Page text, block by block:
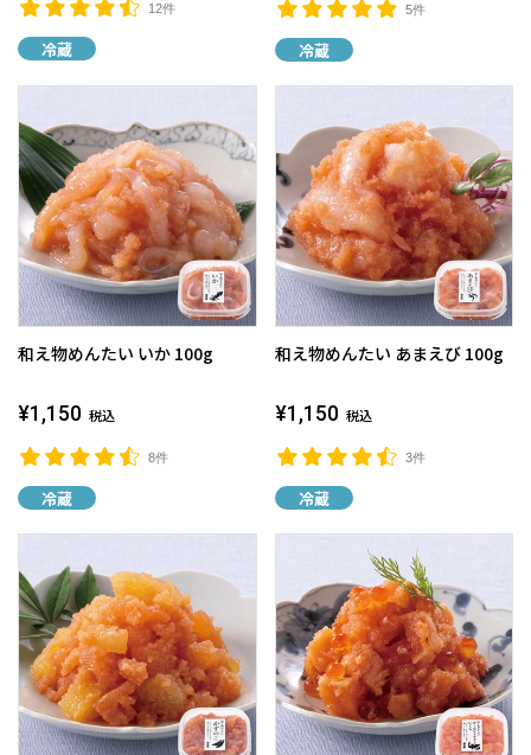
12件
冷蔵
5件
冷蔵
和え物めんたい いか 100g
8件
¥1,150 税込
冷蔵
和え物めんたい あまえび 100g
3件
¥1,150 税込
冷蔵